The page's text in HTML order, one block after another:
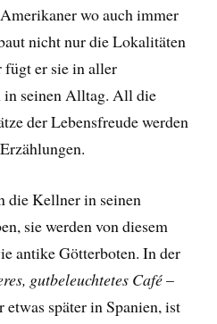
wo auch immer
nicht nur die Lokalitäten
fügt er sie in aller
in seinen Alltag. All die
der Lebensfreude werden
die Kellner in seinen
sie werden von diesem
antike Götterboten. In der
gutbeleuchtetes Café–
später in Spanien, ist